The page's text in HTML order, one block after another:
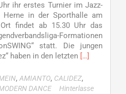
ihr erstes Turnier im Jazz-
in der Sporthalle am
findet ab 15.30 Uhr das
Formationen
statt. Die jungen
haben in den letzten Read
about
Starke
[…]
, AMIANTO, CALIDEZ,
DANCE
Hinterlasse